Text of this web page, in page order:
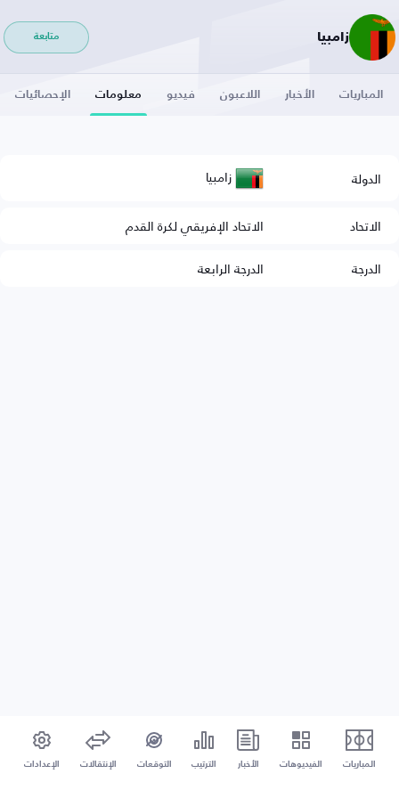
زامبيا متابعة
المباريات الأخبار اللاعبون فيديو معلومات الإحصائيات
الدولة زامبيا
الاتحاد
الاتحاد الإفريقي لكرة القدم
الدرجة
الدرجة الرابعة
المباريات الفيديوهات الأخبار الترتيب التوقعات الإنتقالات الإعدادات